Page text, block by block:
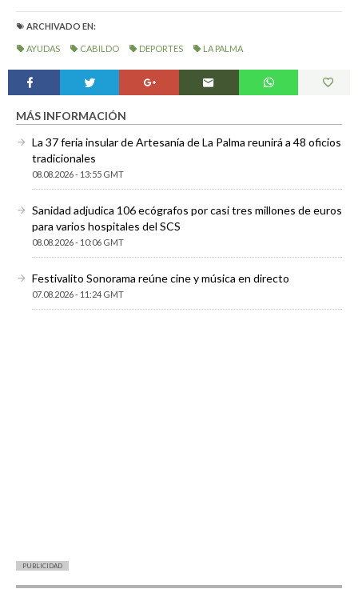
ARCHIVADO EN:
AYUDAS CABILDO DEPORTES LA PALMA
MÁS INFORMACIÓN
La 37 feria insular de Artesanía de La Palma reunirá a 48 oficios
tradicionales
08.08.2026 - 13:55 GMT
Sanidad adjudica 106 ecógrafos por casi tres millones de euros
para varios hospitales del SCS
08.08.2026 - 10:06 GMT
Festivalito Sonorama reúne cine y música en directo
07.08.2026 - 11:24 GMT
PUBLICIDAD